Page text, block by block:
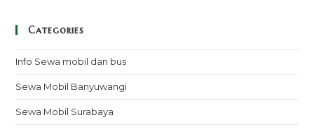
Categories
Info Sewa mobil dan bus
Sewa Mobil Banyuwangi
Sewa Mobil Surabaya